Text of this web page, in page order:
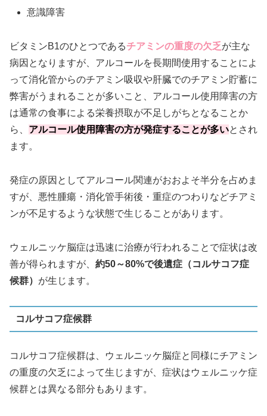
意識障害
ビタミンB1のひとつであるチアミンの重度の欠乏が主な
病因となりますが、アルコールを長期間使用することによ
って消化管からのチアミン吸収や肝臓でのチアミン貯蓄に
弊害がうまれることが多いこと、アルコール使用障害の方
は通常の食事による栄養摂取が不足しがちとなることか
ら、 アルコール使用障害の方が発症することが多いとされ
ます。
発症の原因としてアルコール関連がおおよそ半分を占めま
すが、悪性腫瘍・消化管手術後・重症のつわりなどチアミ
ンが不足するような状態で生じることがあります。
ウェルニッケ脳症は迅速に治療が行われることで症状は改
善が得られますが、 約50～80%で後遺症（コルサコフ症
候群） が生じます。
コルサコフ症候群
コルサコフ症候群は、ウェルニッケ脳症と同様にチアミン
の重度の欠乏によって生じますが、症状はウェルニッケ症
候群とは異なる部分もあります。